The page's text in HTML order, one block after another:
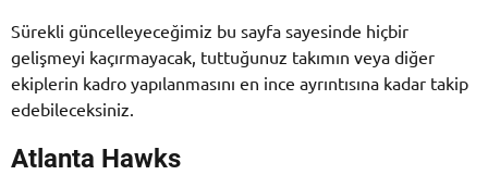
Sürekli güncelleyeceğimiz bu sayfa sayesinde hiçbir
gelişmeyi kaçırmayacak, tuttuğunuz takımın veya diğer
ekiplerin kadro yapılanmasını en ince ayrıntısına kadar takip
edebileceksiniz.
Atlanta Hawks